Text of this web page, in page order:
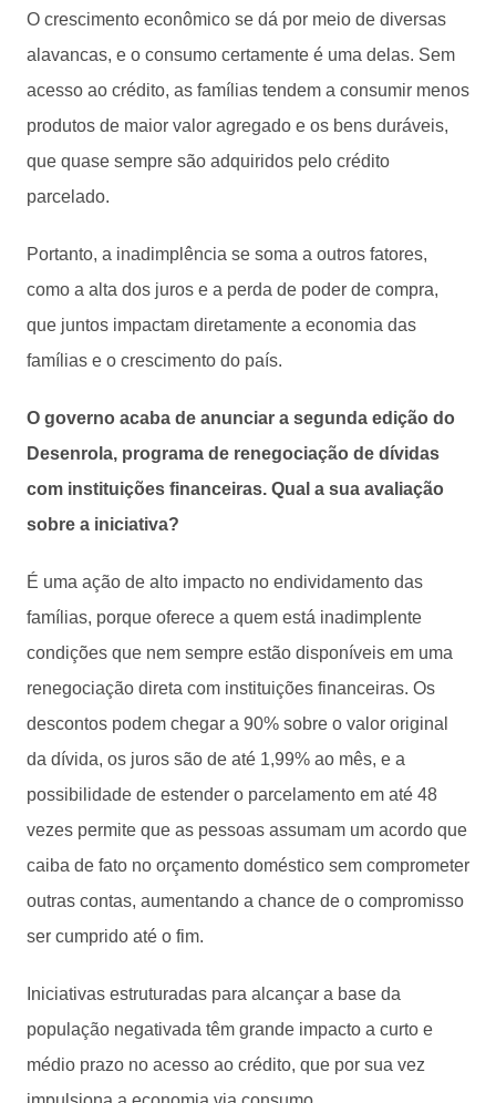
O crescimento econômico se dá por meio de diversas
alavancas, e o consumo certamente é uma delas. Sem
acesso ao crédito, as famílias tendem a consumir menos
produtos de maior valor agregado e os bens duráveis,
que quase sempre são adquiridos pelo crédito
parcelado.
Portanto, a inadimplência se soma a outros fatores,
como a alta dos juros e a perda de poder de compra,
que juntos impactam diretamente a economia das
famílias e o crescimento do país.
O governo acaba de anunciar a segunda edição do
Desenrola, programa de renegociação de dívidas
com instituições financeiras. Qual a sua avaliação
sobre a iniciativa?
É uma ação de alto impacto no endividamento das
famílias, porque oferece a quem está inadimplente
condições que nem sempre estão disponíveis em uma
renegociação direta com instituições financeiras. Os
descontos podem chegar a 90% sobre o valor original
da dívida, os juros são de até 1,99% ao mês, e a
possibilidade de estender o parcelamento em até 48
vezes permite que as pessoas assumam um acordo que
caiba de fato no orçamento doméstico sem comprometer
outras contas, aumentando a chance de o compromisso
ser cumprido até o fim.
Iniciativas estruturadas para alcançar a base da
população negativada têm grande impacto a curto e
médio prazo no acesso ao crédito, que por sua vez